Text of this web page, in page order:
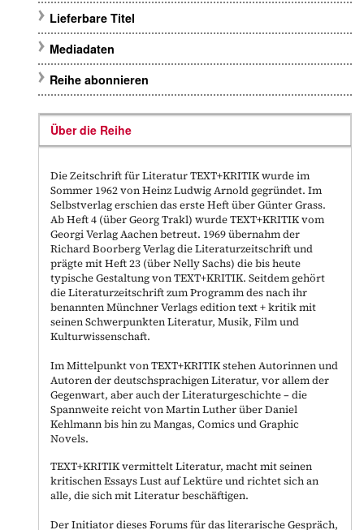
Lieferbare Titel
Mediadaten
Reihe abonnieren
Über die Reihe
Die Zeitschrift für Literatur TEXT+KRITIK wurde im
Sommer 1962 von Heinz Ludwig Arnold gegründet. Im
Selbstverlag erschien das erste Heft über Günter Grass.
Ab Heft 4 (über Georg Trakl) wurde TEXT+KRITIK vom
Georgi Verlag Aachen betreut. 1969 übernahm der
Richard Boorberg Verlag die Literaturzeitschrift und
prägte mit Heft 23 (über Nelly Sachs) die bis heute
typische Gestaltung von TEXT+KRITIK. Seitdem gehört
die Literaturzeitschrift zum Programm des nach ihr
benannten Münchner Verlags edition text + kritik mit
seinen Schwerpunkten Literatur, Musik, Film und
Kulturwissenschaft.
Im Mittelpunkt von TEXT+KRITIK stehen Autorinnen und
Autoren der deutschsprachigen Literatur, vor allem der
Gegenwart, aber auch der Literaturgeschichte – die
Spannweite reicht von Martin Luther über Daniel
Kehlmann bis hin zu Mangas, Comics und Graphic
Novels.
TEXT+KRITIK vermittelt Literatur, macht mit seinen
kritischen Essays Lust auf Lektüre und richtet sich an
alle, die sich mit Literatur beschäftigen.
Der Initiator dieses Forums für das literarische Gespräch,